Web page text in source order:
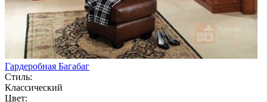
Гардеробная Багабаг
Стиль:
Классический
Цвет: